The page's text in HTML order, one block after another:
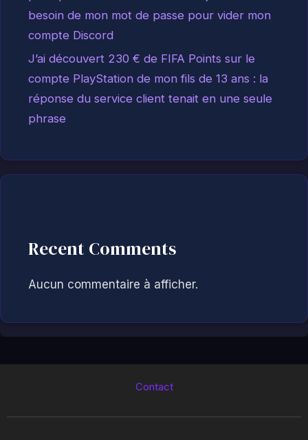
besoin de mon mot de passe pour vider mon
compte Discord
J’ai découvert 230 € de FIFA Points sur le
compte PlayStation de mon fils de 13 ans : la
réponse du service client tenait en une seule
phrase
Recent Comments
Aucun commentaire à afficher.
Contact